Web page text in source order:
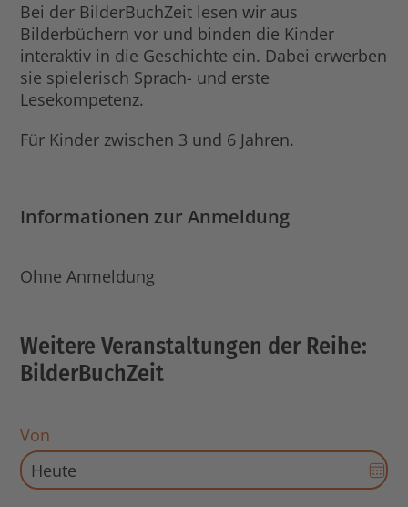
Bei der BilderBuchZeit lesen wir aus
Bilderbüchern vor und binden die Kinder
interaktiv in die Geschichte ein. Dabei erwerben
sie spielerisch Sprach- und erste
Lesekompetenz.
Für Kinder zwischen 3 und 6 Jahren.
Informationen zur Anmeldung
Ohne Anmeldung
Weitere Veranstaltungen der Reihe:
BilderBuchZeit
Von